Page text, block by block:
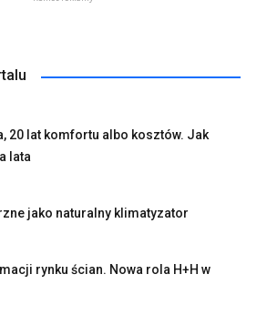
20 lat komfortu albo kosztów. Jak
lata
jako naturalny klimatyzator
rynku ścian. Nowa rola H+H w